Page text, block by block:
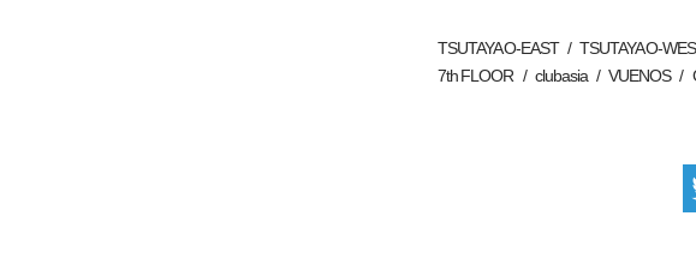
TSUTAYA O-EAST TSUTAYA O-
7th FLOOR
clubasia VUENOS